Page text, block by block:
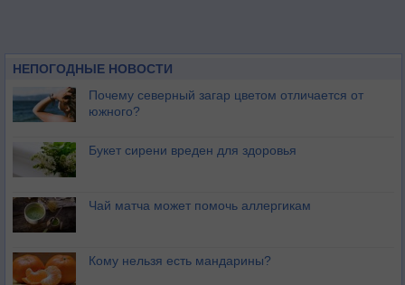
НЕПОГОДНЫЕ НОВОСТИ
Почему северный загар цветом отличается от
южного?
Букет сирени вреден для здоровья
Чай матча может помочь аллергикам
Кому нельзя есть мандарины?